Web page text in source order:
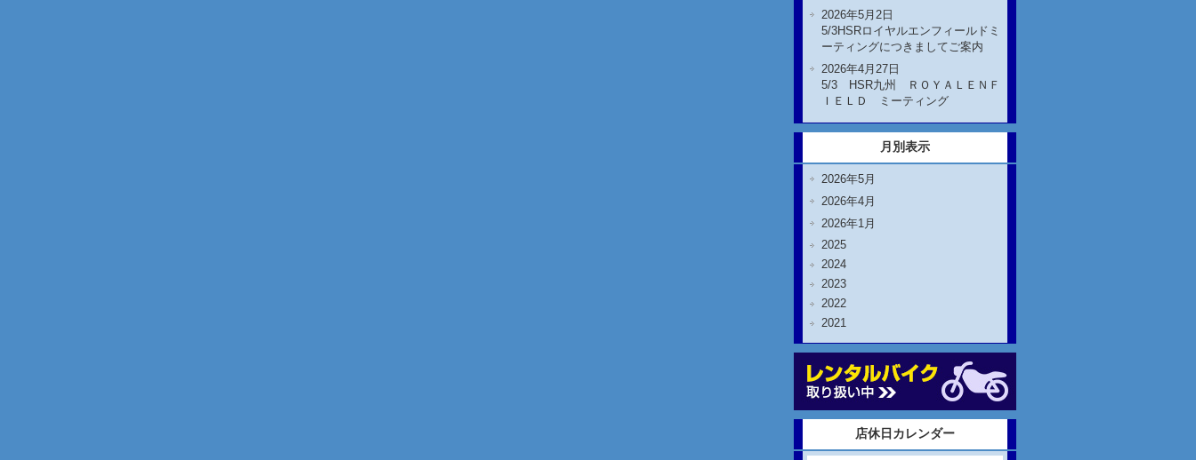
2026年5月2日
5/3HSRロイヤルエンフィールドミ
ーティングにつきましてご案内
2026年4月27日
5/3 HSR九州 ＲＯＹＡＬＥＮＦ
ＩＥＬＤ ミーティング
月別表示
2026年5月
2026年4月
2026年1月
2025
2024
2023
2022
2021
店休日カレンダー